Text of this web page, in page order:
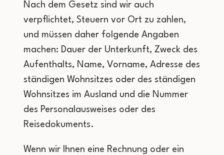
Nach dem Gesetz sind wir auch
verpflichtet, Steuern vor Ort zu zahlen,
und müssen daher folgende Angaben
machen: Dauer der Unterkunft, Zweck des
Aufenthalts, Name, Vorname, Adresse des
ständigen Wohnsitzes oder des ständigen
Wohnsitzes im Ausland und die Nummer
des Personalausweises oder des
Reisedokuments.
Wenn wir Ihnen eine Rechnung oder ein